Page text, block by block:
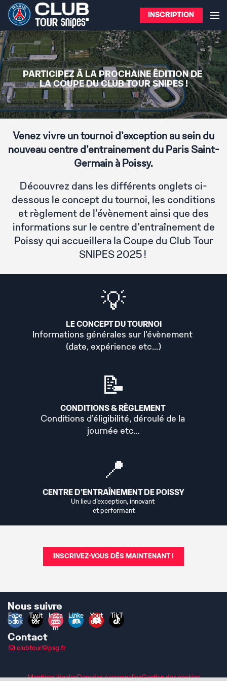
INSCRIPTION
PARTICIPEZ À LA PROCHAINE ÉDITION DE
LA COUPE DU CLUB TOUR SNIPES !
Venez vivre un tournoi d’exception au sein du
nouveau centre d’entrainement du Paris Saint-
Germain à Poissy.
Découvrez dans les différents onglets ci-
dessous le concept du tournoi, les conditions
et règlement de l'évènement ainsi que des
informations sur le centre d'entraînement de
Poissy qui accueillera la Coupe du Club Tour
SNIPES 2025 !
💡
LE CONCEPT DU TOURNOI
Informations générales sur l'évènement
(date, expérience etc...)
📝
CONDITIONS & RÈGLEMENT
Conditions d'éligibilité, déroulé de la
journée etc...
📍
CENTRE D'ENTRAÎNEMENT DE POISSY
Un lieu d'exception, innovant
et performant
INSCRIVEZ-VOUS DÈS MAINTENANT !
Nous suivre
Face
book
Twit
ter
Insta
gra
m
Linke
din
Yout
ube
TikT
ok
Contact
clubtour@psg.fr
Mentions légalesDonnées personnellesGestion des cookies